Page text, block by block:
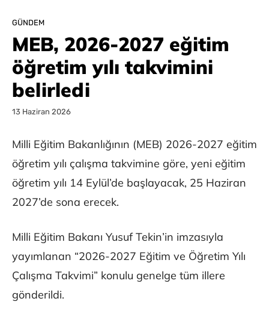
GÜNDEM
MEB, 2026-2027 eğitim
öğretim yılı takvimini
belirledi
13 Haziran 2026
Milli Eğitim Bakanlığının (MEB) 2026-2027 eğitim
öğretim yılı çalışma takvimine göre, yeni eğitim
öğretim yılı 14 Eylül’de başlayacak, 25 Haziran
2027’de sona erecek.
Milli Eğitim Bakanı Yusuf Tekin’in imzasıyla
yayımlanan “2026-2027 Eğitim ve Öğretim Yılı
Çalışma Takvimi” konulu genelge tüm illere
gönderildi.